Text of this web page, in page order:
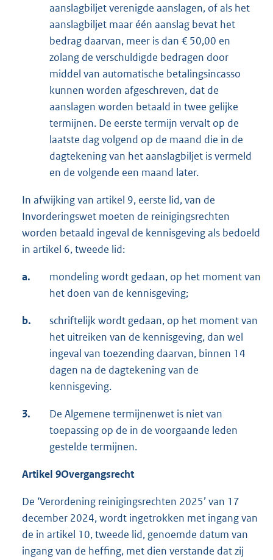
aanslagbiljet verenigde aanslagen, of als het
aanslagbiljet maar één aanslag bevat het
bedrag daarvan, meer is dan € 50,00 en
zolang de verschuldigde bedragen door
middel van automatische betalingsincasso
kunnen worden afgeschreven, dat de
aanslagen worden betaald in twee gelijke
termijnen. De eerste termijn vervalt op de
laatste dag volgend op de maand die in de
dagtekening van het aanslagbiljet is vermeld
en de volgende een maand later.
In afwijking van artikel 9, eerste lid, van de
Invorderingswet moeten de reinigingsrechten
worden betaald ingeval de kennisgeving als bedoeld
in artikel 6, tweede lid:
a.
mondeling wordt gedaan, op het moment van
het doen van de kennisgeving;
b.
schriftelijk wordt gedaan, op het moment van
het uitreiken van de kennisgeving, dan wel
ingeval van toezending daarvan, binnen 14
dagen na de dagtekening van de
kennisgeving.
3.
De Algemene termijnenwet is niet van
toepassing op de in de voorgaande leden
gestelde termijnen.
Artikel 9Overgangsrecht
De ‘Verordening reinigingsrechten 2025’ van 17
december 2024, wordt ingetrokken met ingang van
de in artikel 10, tweede lid, genoemde datum van
ingang van de heffing, met dien verstande dat zij